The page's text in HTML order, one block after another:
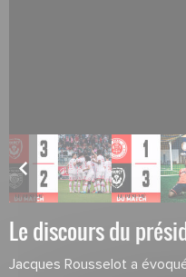
Le discours du
Jacques Rousselot a